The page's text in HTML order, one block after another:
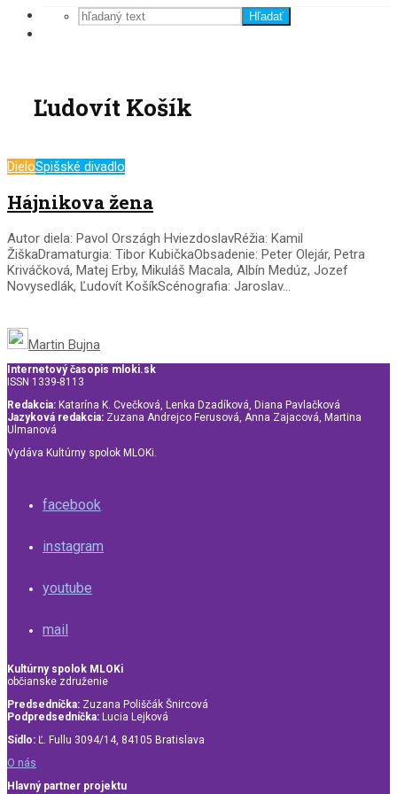
Hľadať
Ľudovít Košík
DieloSpišské divadlo
Hájnikova žena
Autor diela: Pavol Országh HviezdoslavRéžia: Kamil
ŽiškaDramaturgia: Tibor KubičkaObsadenie: Peter Olejár, Petra
Kriváčková, Matej Erby, Mikuláš Macala, Albín Medúz, Jozef
Novysedlák, Ľudovít KošíkScénografia: Jaroslav...
Martin Bujna
Internetový časopis mloki.sk
ISSN 1339-8113
Redakcia: Katarína K. Cvečková, Lenka Dzadíková, Diana Pavlačková
Jazyková redakcia: Zuzana Andrejco Ferusová, Anna Zajacová, Martina
Ulmanová
Vydáva Kultúrny spolok MLOKi.
facebook
instagram
youtube
mail
Kultúrny spolok MLOKi
občianske združenie
Predsedníčka: Zuzana Poliščák Šnircová
Podpredsedníčka: Lucia Lejková
Sídlo: Ľ. Fullu 3094/14, 84105 Bratislava
O nás
Hlavný partner projektu